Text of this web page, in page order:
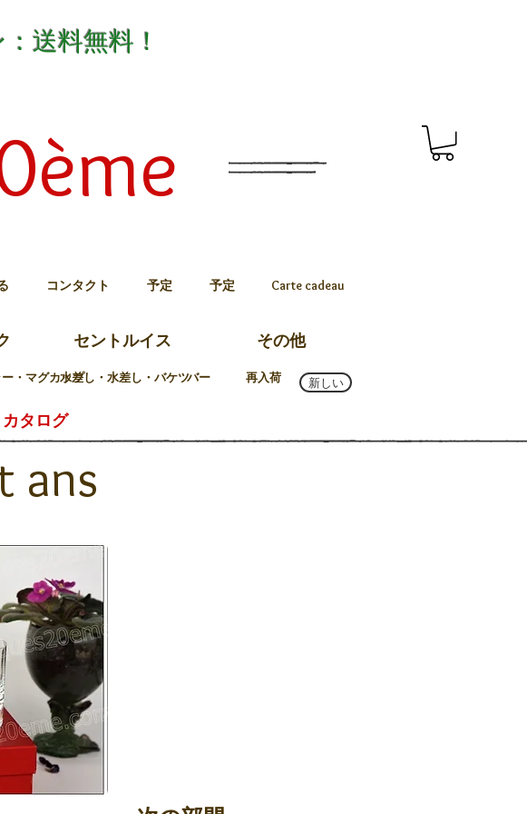
送料無料！
コンタクト 予定 予定 Carte cadeau
セントルイス その他
・マグカップ水差し・水差し・バケツバー 再入荷 新しい
カタログ
ans